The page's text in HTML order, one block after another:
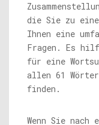
die Sie zu
Ihnen eine
Fragen. Es
für eine
allen 61
finden.
Wenn Sie nach